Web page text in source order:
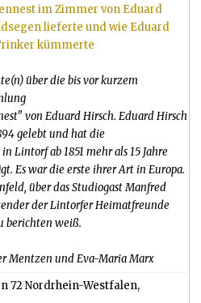
im Zimmer von Eduard
lieferte und wie Eduard
kümmerte
über die bis vor kurzem
von Eduard Hirsch. Eduard Hirsch
gelebt und hat die
Lintorf ab 1851 mehr als 15 Jahre
Es war die erste ihrer Art in Europa.
über das Studiogast Manfred
der Lintorfer Heimatfreunde
berichten weiß.
Mentzen und Eva-Maria Marx
72 Nordrhein-Westfalen,